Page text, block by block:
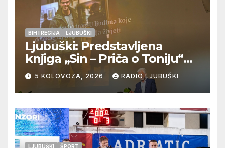
BIH I REGIJA LJUBUŠKI
Ljubuški: Predstavljena
knjiga „Sin – Priča o Toniju“
dr. sc. Zdenka Hercega
5 KOLOVOZA, 2026 RADIO LJUBUŠKI
LJUBUŠKI ŠPORT